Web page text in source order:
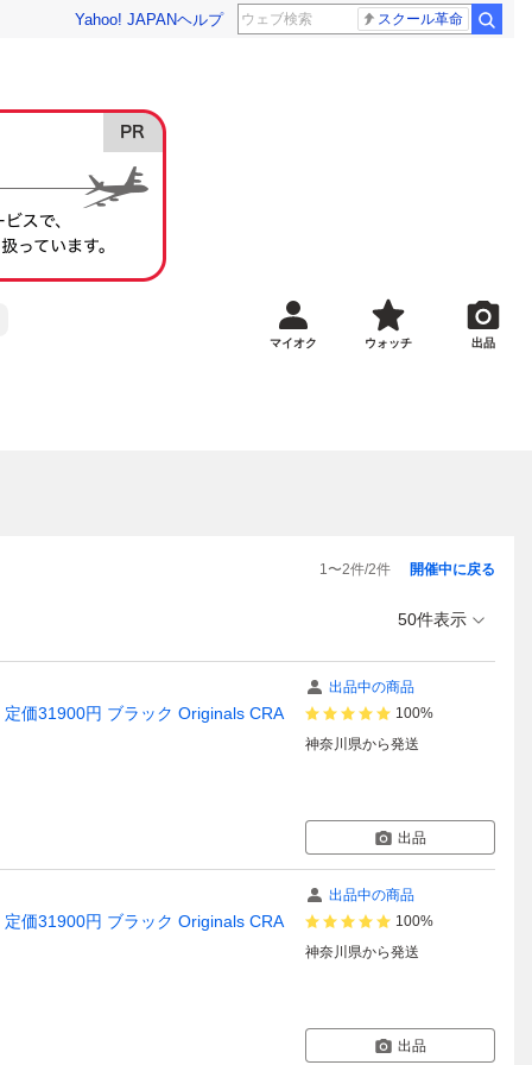
Yahoo! JAPANヘルプ スクール革命
マイオク ウォッチ 出品
1〜2件/2件 開催中に戻る
50件表示
価31900円 ブラック Originals CRA
出品中の商品
100%
神奈川県から発送
出品
価31900円 ブラック Originals CRA
出品中の商品
100%
神奈川県から発送
出品